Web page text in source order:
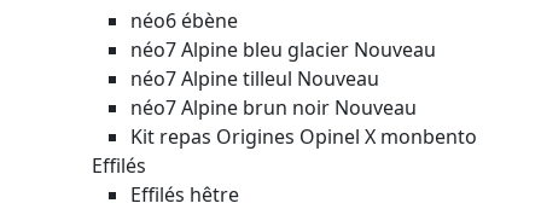
néo6 ébène
néo7 Alpine bleu glacier Nouveau
néo7 Alpine tilleul Nouveau
néo7 Alpine brun noir Nouveau
Kit repas Origines Opinel X monbento
Effilés
Effilés hêtre